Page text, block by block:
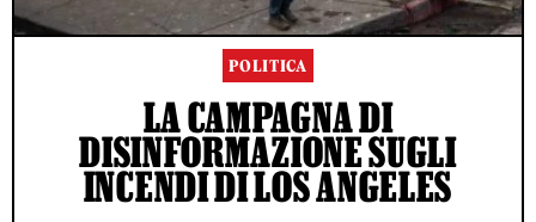
POLITICA
LA CAMPAGNA DI
DISINFORMAZIONE SUGLI
INCENDI DI LOS ANGELES